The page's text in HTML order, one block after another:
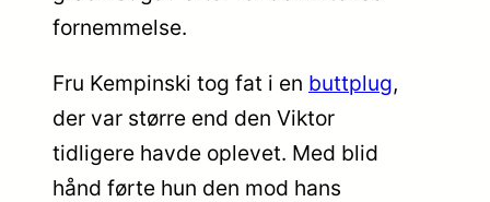
fornemmelse.
Fru Kempinski tog fat i en buttplug,
der var større end den Viktor
tidligere havde oplevet. Med blid
hånd førte hun den mod hans